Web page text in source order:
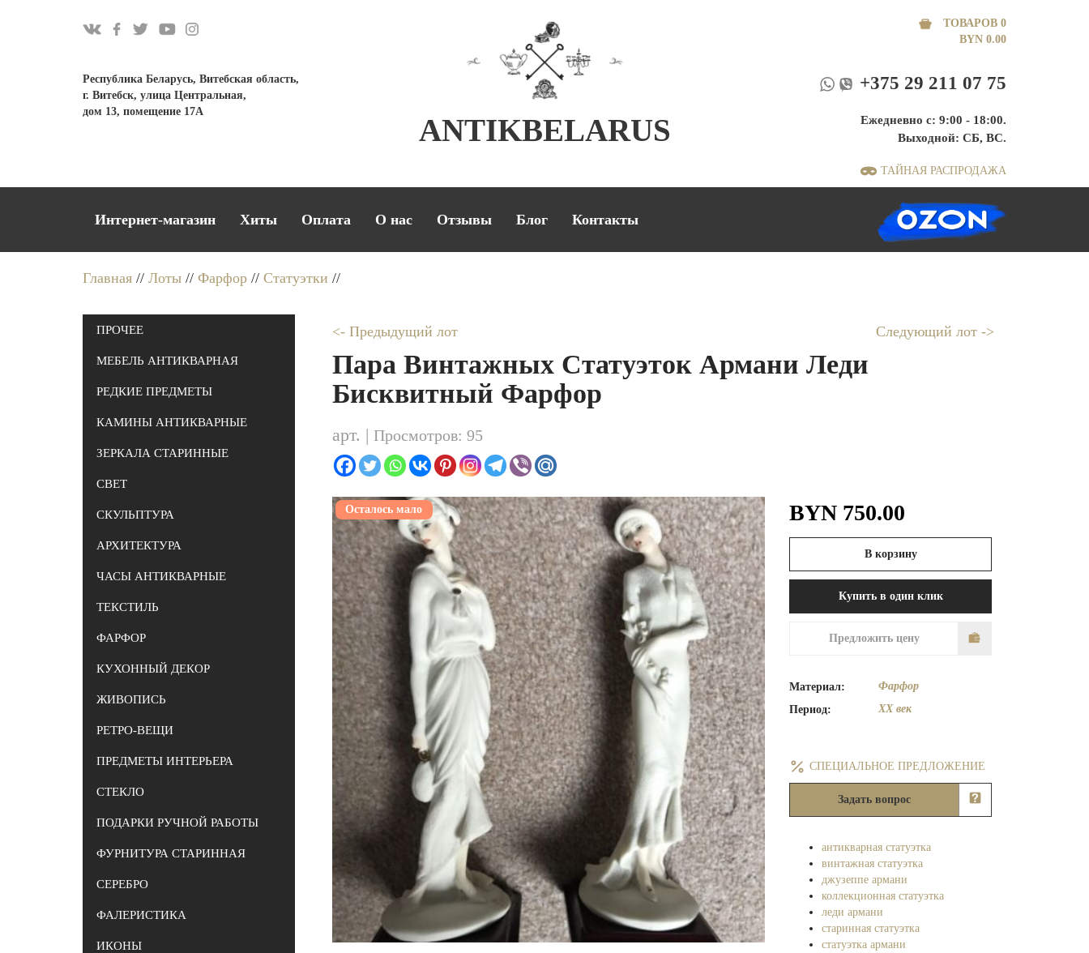
Республика Беларусь, Витебская область,
г. Витебск, улица Центральная,
дом 13, помещение 17А
ANTIKBELARUS
ТОВАРОВ 0
BYN 0.00
+375 29 211 07 75
Ежедневно с: 9:00 - 18:00.
Выходной: СБ, ВС.
ТАЙНАЯ РАСПРОДАЖА
Интернет-магазин Хиты Оплата О нас Отзывы Блог Контакты
Главная // Лоты // Фарфор // Статуэтки //
ПРОЧЕЕ
МЕБЕЛЬ АНТИКВАРНАЯ
РЕДКИЕ ПРЕДМЕТЫ
КАМИНЫ АНТИКВАРНЫЕ
ЗЕРКАЛА СТАРИННЫЕ
СВЕТ
СКУЛЬПТУРА
АРХИТЕКТУРА
ЧАСЫ АНТИКВАРНЫЕ
ТЕКСТИЛЬ
ФАРФОР
КУХОННЫЙ ДЕКОР
ЖИВОПИСЬ
РЕТРО-ВЕЩИ
ПРЕДМЕТЫ ИНТЕРЬЕРА
СТЕКЛО
ПОДАРКИ РУЧНОЙ РАБОТЫ
ФУРНИТУРА СТАРИННАЯ
СЕРЕБРО
ФАЛЕРИСТИКА
ИКОНЫ
<- Предыдущий лот Следующий лот ->
Пара Винтажных Статуэток Армани Леди
Бисквитный Фарфор
арт. | Просмотров: 95
Осталось мало BYN 750.00
В корзину
Купить в один клик
Предложить цену
Материал:
Фарфор
Период:
XX век
СПЕЦИАЛЬНОЕ ПРЕДЛОЖЕНИЕ
Задать вопрос
антикварная статуэтка
винтажная статуэтка
джузеппе армани
коллекционная статуэтка
леди армани
старинная статуэтка
статуэтка армани